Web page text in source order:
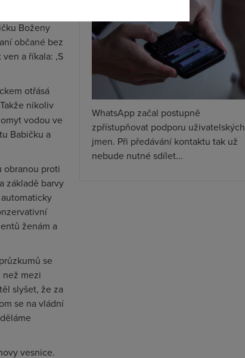
Boženy
občané bez
a říkala: ,S
otřásá
nikoliv
vodou ve
Babičku a
obranou proti
základě barvy
ženám a
se
než mezi
slyšet, že za
se na vládní
vesnice.
WhatsApp začal postupně
zpřístupňovat podporu uživatelských
jmen. Při předávání kontaktu tak už
nebude nutné sdílet...